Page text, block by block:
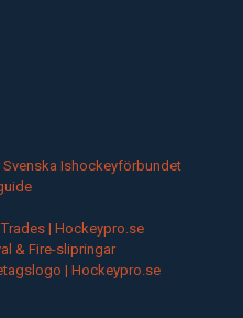
Ishockeyförbundet
| Hockeypro.se
& Fire-slipringar
| Hockeypro.se